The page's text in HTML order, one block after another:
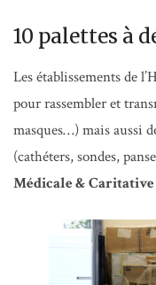
10 palettes à
Les établissements de
pour rassembler et
masques…) mais aussi
(cathéters, sondes,
Médicale &